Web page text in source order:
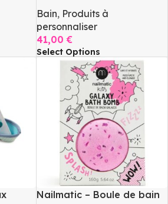
Bain, Produits à
personnaliser
41,00€
Select Options
Nailmatic – Boule de bain